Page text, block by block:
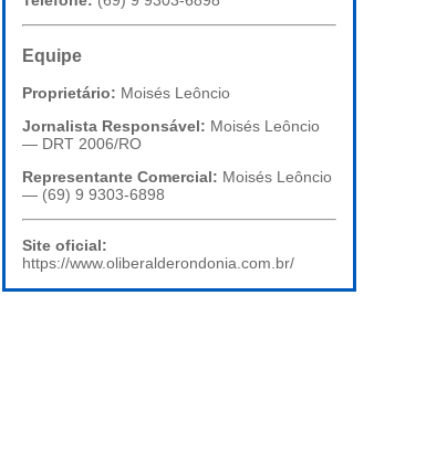
Equipe
Proprietário: Moisés Leôncio
Jornalista Responsável: Moisés Leôncio
— DRT 2006/RO
Representante Comercial: Moisés Leôncio
— (69) 9 9303-6898
Site oficial:
https://www.oliberalderondonia.com.br/